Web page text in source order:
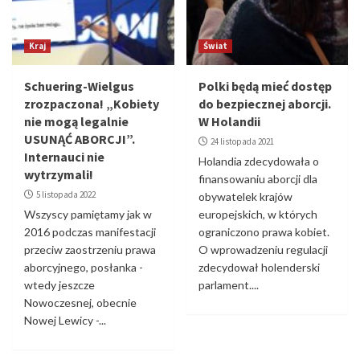
Kraj
Schuering-Wielgus
zrozpaczona! „Kobiety
nie mogą legalnie
USUNĄĆ ABORCJI”.
Internauci nie
wytrzymali!
5 listopada 2022
Wszyscy pamiętamy jak w
2016 podczas manifestacji
przeciw zaostrzeniu prawa
aborcyjnego, posłanka -
wtedy jeszcze
Nowoczesnej, obecnie
Nowej Lewicy -...
Świat
Polki będą mieć dostęp
do bezpiecznej aborcji.
W Holandii
24 listopada 2021
Holandia zdecydowała o
finansowaniu aborcji dla
obywatelek krajów
europejskich, w których
ograniczono prawa kobiet.
O wprowadzeniu regulacji
zdecydował holenderski
parlament....